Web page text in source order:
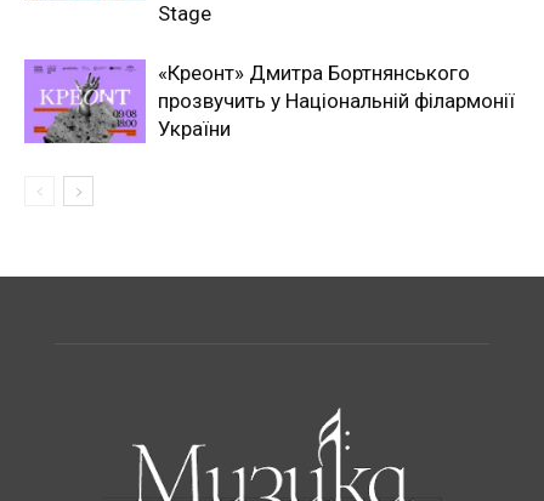
Stage
«Креонт» Дмитра Бортнянського
прозвучить у Національній філармонії
України